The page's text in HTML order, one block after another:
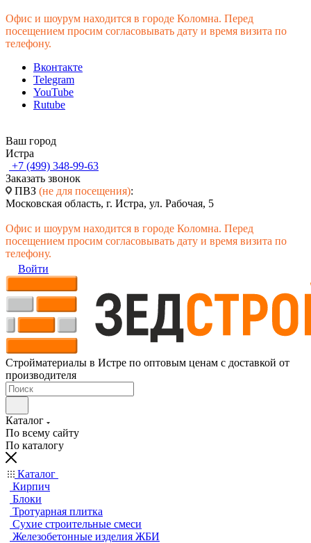
Офис и шоурум находится в городе Коломна. Перед
посещением просим согласовывать дату и время визита по
телефону.
Вконтакте
Telegram
YouTube
Rutube
Ваш город
Истра
+7 (499) 348-99-63
Заказать звонок
ПВЗ (не для посещения):
Московская область, г. Истра, ул. Рабочая, 5
Офис и шоурум находится в городе Коломна. Перед
посещением просим согласовывать дату и время визита по
телефону.
Войти
Стройматериалы в Истре по оптовым ценам с доставкой от
производителя
Каталог
По всему сайту
По каталогу
Каталог
Кирпич
Блоки
Тротуарная плитка
Сухие строительные смеси
Железобетонные изделия ЖБИ